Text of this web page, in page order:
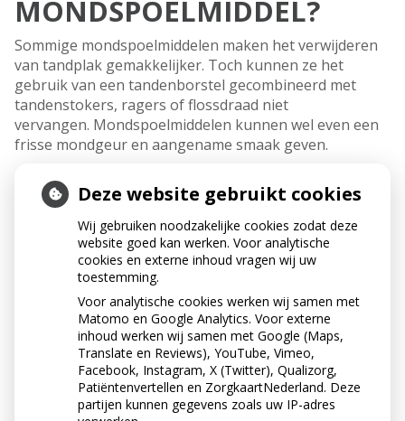
MONDSPOELMIDDEL?
Sommige mondspoelmiddelen maken het verwijderen
van tandplak gemakkelijker. Toch kunnen ze het
gebruik van een tandenborstel gecombineerd met
tandenstokers, ragers of flossdraad niet
vervangen. Mondspoelmiddelen kunnen wel even een
frisse mondgeur en aangename smaak geven.
Deze website gebruikt cookies
Wij gebruiken noodzakelijke cookies zodat deze
website goed kan werken. Voor analytische
cookies en externe inhoud vragen wij uw
toestemming.
Voor analytische cookies werken wij samen met
Matomo en Google Analytics. Voor externe
inhoud werken wij samen met Google (Maps,
Translate en Reviews), YouTube, Vimeo,
Facebook, Instagram, X (Twitter), Qualizorg,
Patiëntenvertellen en ZorgkaartNederland. Deze
partijen kunnen gegevens zoals uw IP-adres